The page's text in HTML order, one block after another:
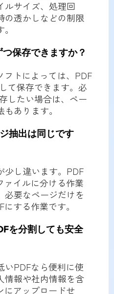
ルサイズ、処理回
の透かしなどの制限
保存できますか？
フトによっては、PDF
て保存できます。必
したい場合は、ペー
あります。
抽出は同じです
少し違います。PDF
ァイルに分ける作業
必要なページだけを
する作業です。
を分割しても安全
いPDFなら便利に使
情報や社内情報を含
にアップロードせ